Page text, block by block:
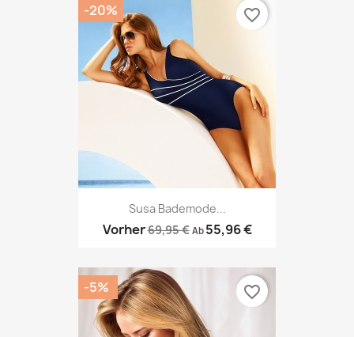
Susa Bademode...
Vorher69,95 € Ab 55,96 €
-20% favorite_border
-5% favorite_border